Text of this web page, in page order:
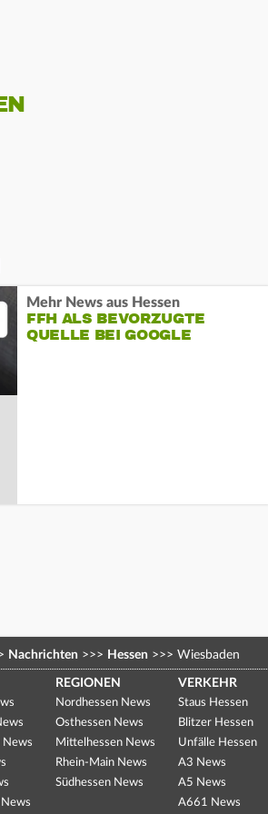
Mehr News aus Hessen
FFH ALS BEVORZUGTE
QUELLE BEI GOOGLE
Nachrichten >>> Hessen >>> Wiesbaden
News
REGIONEN
Nordhessen News
Osthessen News
Mittelhessen News
Rhein-Main News
Südhessen News
VERKEHR
Staus Hessen
Blitzer Hessen
Unfälle Hessen
A3 News
A5 News
A661 News